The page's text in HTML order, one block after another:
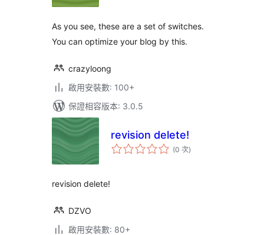
As you see, these are a set of switches.
You can optimize your blog by this.
crazyloong
啟用安裝數: 100+
保證相容版本: 3.0.5
revision delete!
(0 次評
分)
revision delete!
DZVO
啟用安裝數: 80+